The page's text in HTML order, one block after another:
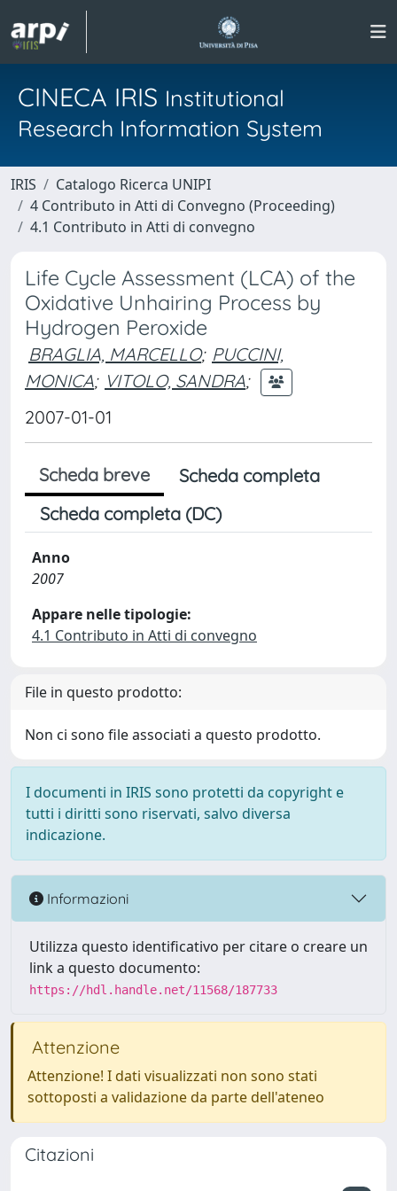
CINECA IRIS Institutional
Research Information System
IRIS
Catalogo Ricerca UNIPI
4 Contributo in Atti di Convegno (Proceeding)
4.1 Contributo in Atti di convegno
Life Cycle Assessment (LCA) of the
Oxidative Unhairing Process by
Hydrogen Peroxide
BRAGLIA, MARCELLO; PUCCINI,
MONICA; VITOLO, SANDRA;
2007-01-01
Scheda breve
Scheda completa
Scheda completa (DC)
Anno
2007
Appare nelle tipologie:
4.1 Contributo in Atti di convegno
File in questo prodotto:
Non ci sono file associati a questo prodotto.
I documenti in IRIS sono protetti da copyright e
tutti i diritti sono riservati, salvo diversa
indicazione.
Informazioni
Utilizza questo identificativo per citare o creare un
link a questo documento:
https://hdl.handle.net/11568/187733
Attenzione
Attenzione! I dati visualizzati non sono stati
sottoposti a validazione da parte dell'ateneo
Citazioni